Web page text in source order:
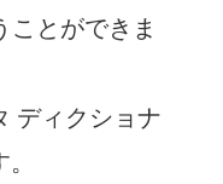
ことができま
ディクショナ